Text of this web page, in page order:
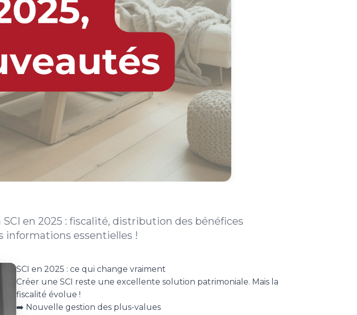
en 2025 : fiscalité, distribution des bénéfices
informations essentielles !
SCI en 2025 : ce qui change vraiment
Créer une SCI reste une excellente solution patrimoniale. Mais la
fiscalité évolue !
➡️ Nouvelle gestion des plus-values